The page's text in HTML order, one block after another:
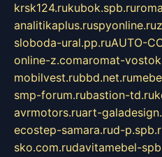
krsk124.rukubok.spb.ru
analitikaplus.ruspyonline.ru
sloboda-ural.pp.ruAUTO-
online-z.comaromat-
mobilvest.rubbd.net.ru
smp-forum.rubastion-td.ru
avrmotors.ruart-
ecostep-samara.rud-
sko.com.rudavitamebel-